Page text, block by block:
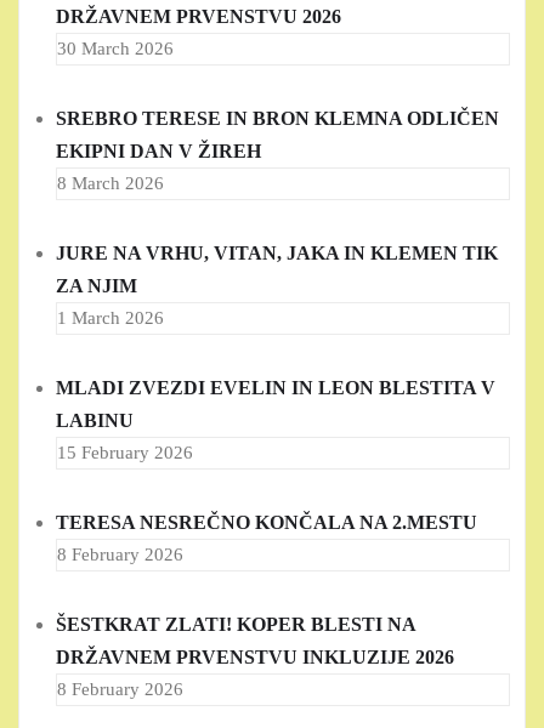
DRŽAVNEM PRVENSTVU 2026
30 March 2026
SREBRO TERESE IN BRON KLEMNA ODLIČEN
EKIPNI DAN V ŽIREH
8 March 2026
JURE NA VRHU, VITAN, JAKA IN KLEMEN TIK
ZA NJIM
1 March 2026
MLADI ZVEZDI EVELIN IN LEON BLESTITA V
LABINU
15 February 2026
TERESA NESREČNO KONČALA NA 2.MESTU
8 February 2026
ŠESTKRAT ZLATI! KOPER BLESTI NA
DRŽAVNEM PRVENSTVU INKLUZIJE 2026
8 February 2026